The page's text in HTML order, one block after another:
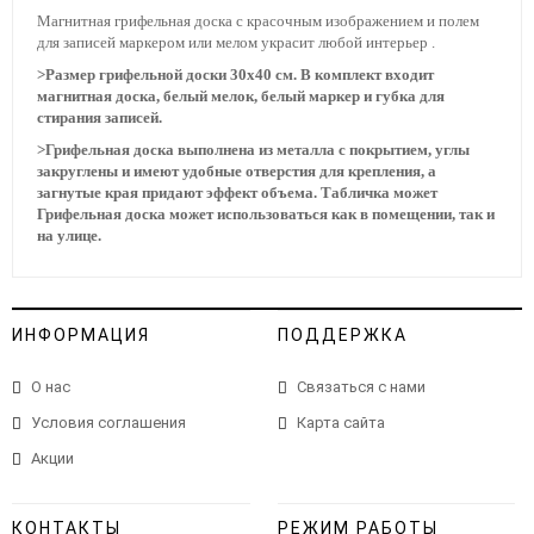
Магнитная грифельная доска с красочным изображением и полем
для записей маркером или мелом украсит любой интерьер .
>Размер грифельной доски 30х40 см. В комплект входит
магнитная доска, белый мелок, белый маркер и губка для
стирания записей.
>Грифельная доска выполнена из металла с покрытием, углы
закруглены и имеют удобные отверстия для крепления, а
загнутые края придают эффект объема. Табличка может
Грифельная доска может использоваться как в помещении, так и
на улице.
ИНФОРМАЦИЯ
О нас
Условия соглашения
Акции
ПОДДЕРЖКА
Связаться с нами
Карта сайта
КОНТАКТЫ РЕЖИМ РАБОТЫ